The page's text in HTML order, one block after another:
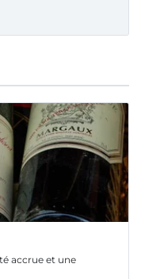
accrue et une